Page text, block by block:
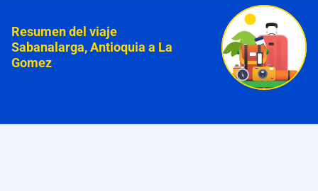
Resumen del viaje
Sabanalarga, Antioquia a La
Gomez